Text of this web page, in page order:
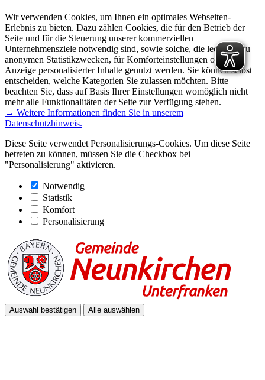
Wir verwenden Cookies, um Ihnen ein optimales Webseiten-
Erlebnis zu bieten. Dazu zählen Cookies, die für den Betrieb der
Seite und für die Steuerung unserer kommerziellen
Unternehmensziele notwendig sind, sowie solche, die lediglich zu
anonymen Statistikzwecken, für Komforteinstellungen oder zur
Anzeige personalisierter Inhalte genutzt werden. Sie können selbst
entscheiden, welche Kategorien Sie zulassen möchten. Bitte
beachten Sie, dass auf Basis Ihrer Einstellungen womöglich nicht
mehr alle Funktionalitäten der Seite zur Verfügung stehen.
→ Weitere Informationen finden Sie in unserem
Datenschutzhinweis.
Diese Seite verwendet Personalisierungs-Cookies. Um diese Seite
betreten zu können, müssen Sie die Checkbox bei
"Personalisierung" aktivieren.
Notwendig
Statistik
Komfort
Personalisierung
Auswahl bestätigen Alle auswählen